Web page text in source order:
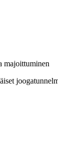
majoittuminen